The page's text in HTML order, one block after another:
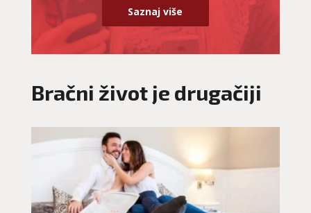
Saznaj više
Bračni život je drugačiji